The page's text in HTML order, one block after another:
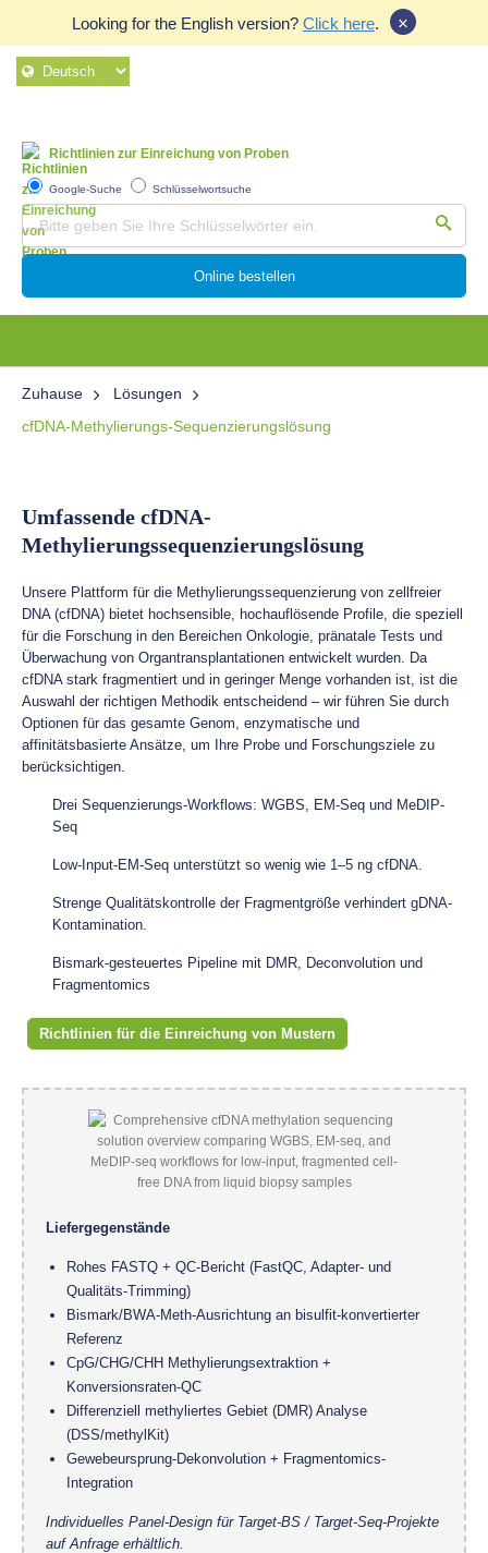
Looking for the English version? Click here. ×
Richtlinien zur Einreichung von Proben
Google-Suche Schlüsselwortsuche
Online bestellen
Zuhause
Lösungen
cfDNA-Methylierungs-Sequenzierungslösung
Umfassende cfDNA-
Methylierungssequenzierungslösung
Unsere Plattform für die Methylierungssequenzierung von zellfreier
DNA (cfDNA) bietet hochsensible, hochauflösende Profile, die speziell
für die Forschung in den Bereichen Onkologie, pränatale Tests und
Überwachung von Organtransplantationen entwickelt wurden. Da
cfDNA stark fragmentiert und in geringer Menge vorhanden ist, ist die
Auswahl der richtigen Methodik entscheidend – wir führen Sie durch
Optionen für das gesamte Genom, enzymatische und
affinitätsbasierte Ansätze, um Ihre Probe und Forschungsziele zu
berücksichtigen.
Drei Sequenzierungs-Workflows: WGBS, EM-Seq und MeDIP-
Seq
Low-Input-EM-Seq unterstützt so wenig wie 1–5 ng cfDNA.
Strenge Qualitätskontrolle der Fragmentgröße verhindert gDNA-
Kontamination.
Bismark-gesteuertes Pipeline mit DMR, Deconvolution und
Fragmentomics
Richtlinien für die Einreichung von Mustern
Liefergegenstände
Rohes FASTQ + QC-Bericht (FastQC, Adapter- und
Qualitäts-Trimming)
Bismark/BWA-Meth-Ausrichtung an bisulfit-konvertierter
Referenz
CpG/CHG/CHH Methylierungsextraktion +
Konversionsraten-QC
Differenziell methyliertes Gebiet (DMR) Analyse
(DSS/methylKit)
Gewebeursprung-Dekonvolution + Fragmentomics-
Integration
Individuelles Panel-Design für Target-BS / Target-Seq-Projekte
auf Anfrage erhältlich.